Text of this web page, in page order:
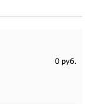
0 руб.